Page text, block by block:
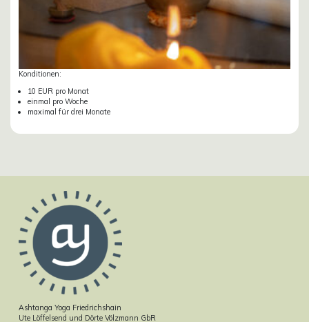
Konditionen:
10 EUR pro Monat
einmal pro Woche
maximal für drei Monate
Ashtanga Yoga Friedrichshain
Ute Löffelsend und Dörte Völzmann GbR